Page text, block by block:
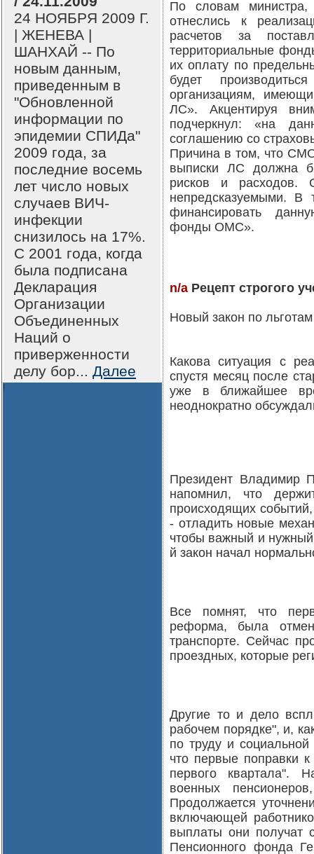
24 НОЯБРЯ 2009 Г.
| ЖЕНЕВА |
ШАНХАЙ -- По
новым данным,
приведенным в
"Обновленной
информации по
эпидемии СПИДа"
2009 года, за
последние восемь
лет число новых
случаев ВИЧ-
инфекции
снизилось на 17%.
С 2001 года, когда
была подписана
Декларация
Организации
Объединенных
Наций о
приверженности
делу бор... Далее
!
По словам
отнеслись к
расчетов за
территориальные
их оплату по
будет
организациям,
ЛС». Акцентируя
подчеркнул: «на
соглашению со
Причина в том, что
выписки ЛС должна
рисков и расходов.
непредсказуемыми.
финансировать
фонды ОМС».
n/a Рецепт строгого
Новый закон по
Какова ситуация с
спустя месяц после
уже в ближайшее
неоднократно
Президент Владимир
напомнил, что
происходящих
- отладить новые
чтобы важный и
й закон начал
Все помнят, что
реформа, была
транспорте. Сейчас
проездных, которые
Другие то и дело
рабочем порядке", и,
по труду и
что первые поправки
первого квартала".
военных
Продолжается
включающей
выплаты они получат
Пенсионного фонда